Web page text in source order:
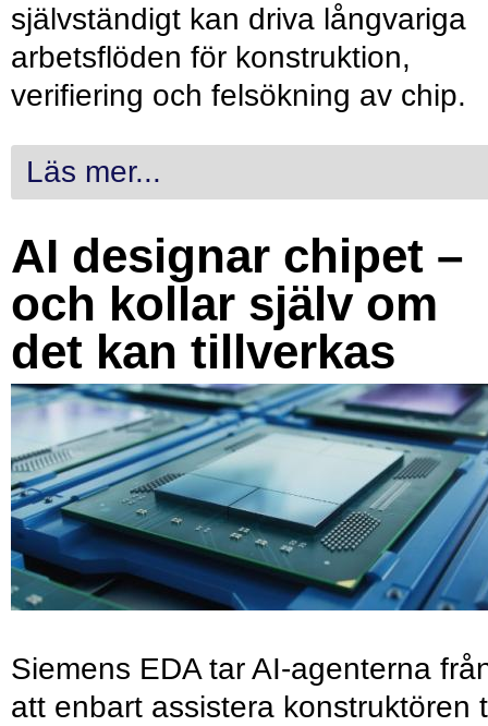
självständigt kan driva långvariga
arbetsflöden för konstruktion,
verifiering och felsökning av chip.
Läs mer...
AI designar chipet –
och kollar själv om
det kan tillverkas
Siemens EDA tar AI-agenterna
att enbart assistera konstruktören